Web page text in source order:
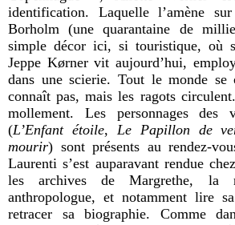
identification. Laquelle l’amène
Borholm (une quarantaine de
simple décor ici, si touristique, où
Jeppe Kørner vit aujourd’hui,
dans une scierie. Tout le monde
connaît pas, mais les ragots
mollement. Les personnages des
(L’Enfant étoile, Le Papillon de
mourir) sont présents au rendez-
Laurenti s’est auparavant rendue
les archives de Margrethe, la
anthropologue, et notamment lire
retracer sa biographie. Comme